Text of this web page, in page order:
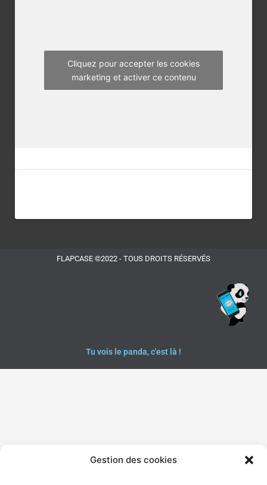
Gestion des cookies
m
Cliquez pour accepter les cookies
marketing et activer ce contenu
FLAPCASE ©2022 - TOUS DROITS RÉSERVÉS
Tu vois le panda, c'est là !